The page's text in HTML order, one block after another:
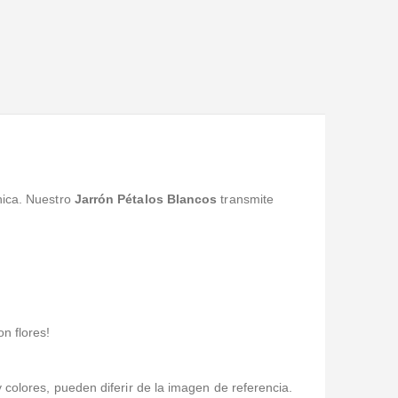
Nuestro Jarrón Pétalos Blancos transmite
flores!
pueden diferir de la imagen de referencia.